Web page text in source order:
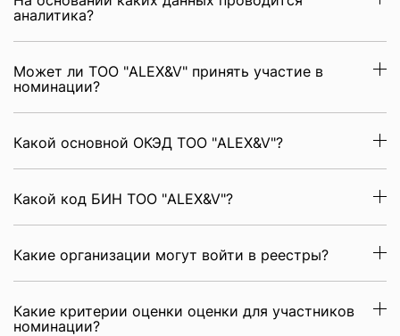
аналитика?
Может ли ТОО "ALEX&V" принять участие в
номинации?
Какой основной ОКЭД ТОО "ALEX&V"?
Какой код БИН ТОО "ALEX&V"?
Какие организации могут войти в реестры?
Какие критерии оценки оценки для участников
номинации?